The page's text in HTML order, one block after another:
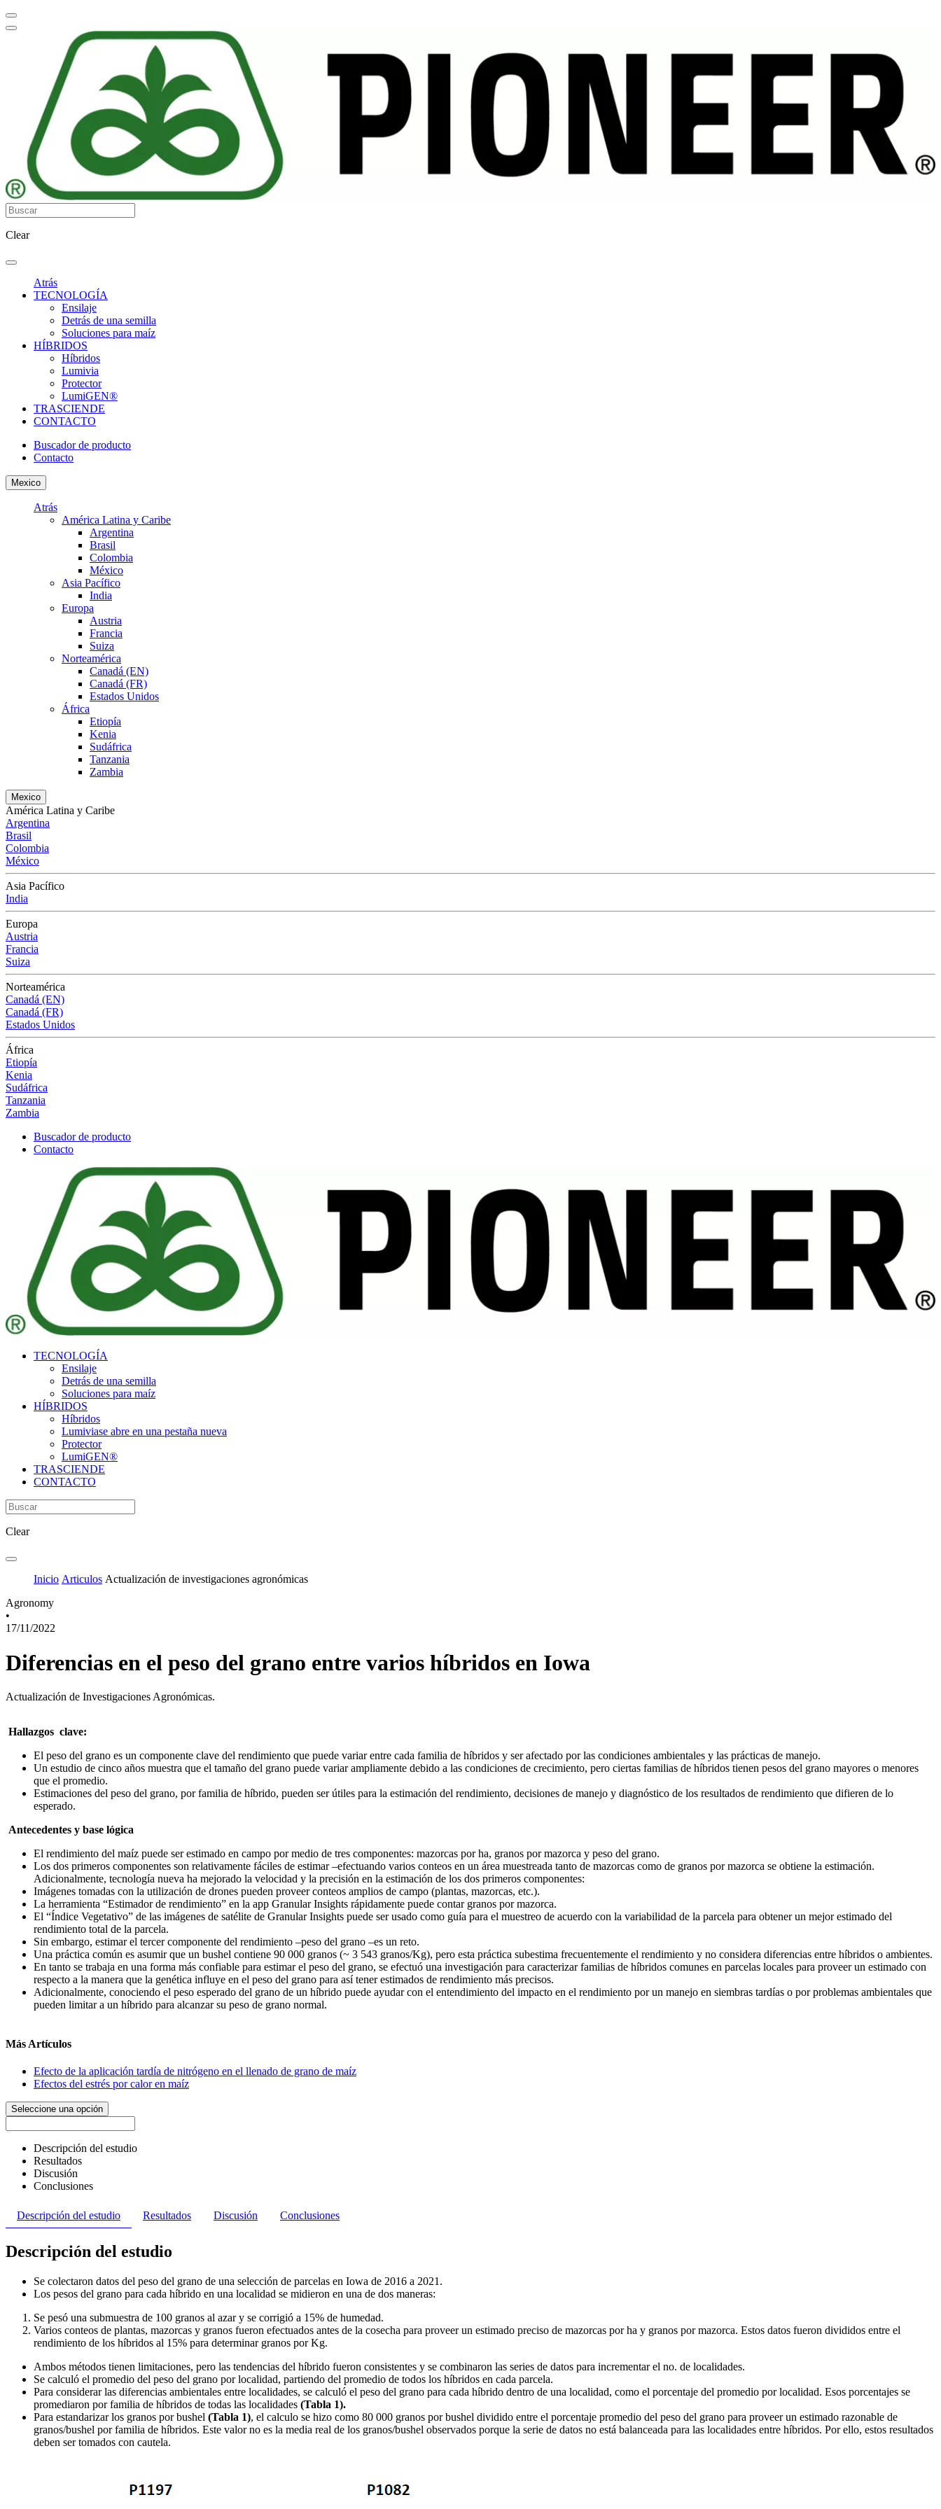
Clear
Atrás
TECNOLOGÍA
Ensilaje
Detrás de una semilla
Soluciones para maíz
HÍBRIDOS
Híbridos
Lumivia
Protector
LumiGEN®
TRASCIENDE
CONTACTO
Buscador de producto
Contacto
Mexico
Atrás
América Latina y Caribe
Argentina
Brasil
Colombia
México
Asia Pacífico
India
Europa
Austria
Francia
Suiza
Norteamérica
Canadá (EN)
Canadá (FR)
Estados Unidos
África
Etiopía
Kenia
Sudáfrica
Tanzania
Zambia
Mexico
América Latina y Caribe
Argentina
Brasil
Colombia
México
Asia Pacífico
India
Europa
Austria
Francia
Suiza
Norteamérica
Canadá (EN)
Canadá (FR)
Estados Unidos
África
Etiopía
Kenia
Sudáfrica
Tanzania
Zambia
Buscador de producto
Contacto
TECNOLOGÍA
Ensilaje
Detrás de una semilla
Soluciones para maíz
HÍBRIDOS
Híbridos
Lumiviase abre en una pestaña nueva
Protector
LumiGEN®
TRASCIENDE
CONTACTO
Clear
Inicio Articulos Actualización de investigaciones agronómicas
Agronomy
•
17/11/2022
Diferencias en el peso del grano entre varios híbridos en Iowa
Actualización de Investigaciones Agronómicas.
Hallazgos clave:
El peso del grano es un componente clave del rendimiento que puede variar entre cada familia de híbridos y ser afectado por las condiciones ambientales y las prácticas de manejo.
Un estudio de cinco años muestra que el tamaño del grano puede variar ampliamente debido a las condiciones de crecimiento, pero ciertas familias de híbridos tienen pesos del grano mayores o menores
que el promedio.
Estimaciones del peso del grano, por familia de híbrido, pueden ser útiles para la estimación del rendimiento, decisiones de manejo y diagnóstico de los resultados de rendimiento que difieren de lo
esperado.
Antecedentes y base lógica
El rendimiento del maíz puede ser estimado en campo por medio de tres componentes: mazorcas por ha, granos por mazorca y peso del grano.
Los dos primeros componentes son relativamente fáciles de estimar –efectuando varios conteos en un área muestreada tanto de mazorcas como de granos por mazorca se obtiene la estimación.
Adicionalmente, tecnología nueva ha mejorado la velocidad y la precisión en la estimación de los dos primeros componentes:
Imágenes tomadas con la utilización de drones pueden proveer conteos amplios de campo (plantas, mazorcas, etc.).
La herramienta “Estimador de rendimiento” en la app Granular Insights rápidamente puede contar granos por mazorca.
El “Índice Vegetativo” de las imágenes de satélite de Granular Insights puede ser usado como guía para el muestreo de acuerdo con la variabilidad de la parcela para obtener un mejor estimado del
rendimiento total de la parcela.
Sin embargo, estimar el tercer componente del rendimiento –peso del grano –es un reto.
Una práctica común es asumir que un bushel contiene 90 000 granos (~ 3 543 granos/Kg), pero esta práctica subestima frecuentemente el rendimiento y no considera diferencias entre híbridos o ambientes.
En tanto se trabaja en una forma más confiable para estimar el peso del grano, se efectuó una investigación para caracterizar familias de híbridos comunes en parcelas locales para proveer un estimado con
respecto a la manera que la genética influye en el peso del grano para así tener estimados de rendimiento más precisos.
Adicionalmente, conociendo el peso esperado del grano de un híbrido puede ayudar con el entendimiento del impacto en el rendimiento por un manejo en siembras tardías o por problemas ambientales que
pueden limitar a un híbrido para alcanzar su peso de grano normal.
Más Artículos
Efecto de la aplicación tardía de nitrógeno en el llenado de grano de maíz
Efectos del estrés por calor en maíz
Seleccione una opción
Descripción del estudio
Resultados
Discusión
Conclusiones
Descripción del estudio Resultados Discusión Conclusiones
Descripción del estudio
Se colectaron datos del peso del grano de una selección de parcelas en Iowa de 2016 a 2021.
Los pesos del grano para cada híbrido en una localidad se midieron en una de dos maneras:
Se pesó una submuestra de 100 granos al azar y se corrigió a 15% de humedad.
Varios conteos de plantas, mazorcas y granos fueron efectuados antes de la cosecha para proveer un estimado preciso de mazorcas por ha y granos por mazorca. Estos datos fueron divididos entre el
rendimiento de los híbridos al 15% para determinar granos por Kg.
Ambos métodos tienen limitaciones, pero las tendencias del híbrido fueron consistentes y se combinaron las series de datos para incrementar el no. de localidades.
Se calculó el promedio del peso del grano por localidad, partiendo del promedio de todos los híbridos en cada parcela.
Para considerar las diferencias ambientales entre localidades, se calculó el peso del grano para cada híbrido dentro de una localidad, como el porcentaje del promedio por localidad. Esos porcentajes se
promediaron por familia de híbridos de todas las localidades (Tabla 1).
Para estandarizar los granos por bushel (Tabla 1), el calculo se hizo como 80 000 granos por bushel dividido entre el porcentaje promedio del peso del grano para proveer un estimado razonable de
granos/bushel por familia de híbridos. Este valor no es la media real de los granos/bushel observados porque la serie de datos no está balanceada para las localidades entre híbridos. Por ello, estos resultados
deben ser tomados con cautela.